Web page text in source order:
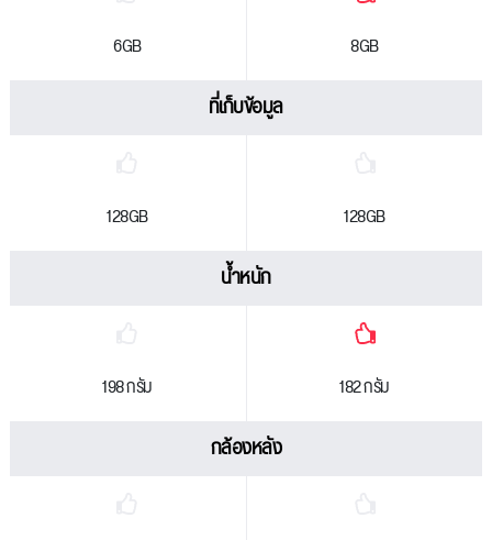
6GB 8GB
ที่เก็บข้อมูล
128GB 128GB
น้ำหนัก
198 กรัม 182 กรัม
กล้องหลัง